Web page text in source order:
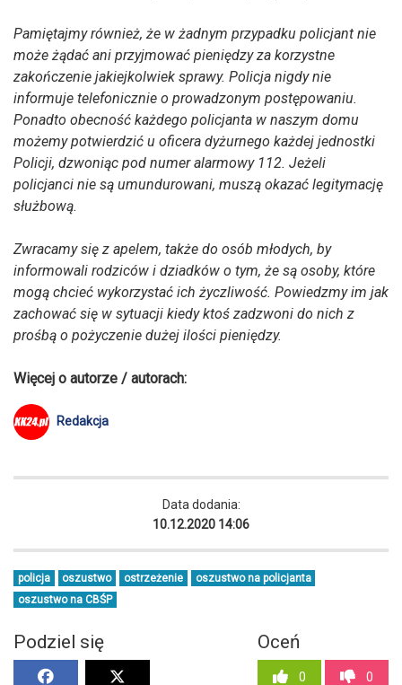
Pamiętajmy również, że w żadnym przypadku policjant nie
może żądać ani przyjmować pieniędzy za korzystne
zakończenie jakiejkolwiek sprawy. Policja nigdy nie
informuje telefonicznie o prowadzonym postępowaniu.
Ponadto obecność każdego policjanta w naszym domu
możemy potwierdzić u oficera dyżurnego każdej jednostki
Policji, dzwoniąc pod numer alarmowy 112. Jeżeli
policjanci nie są umundurowani, muszą okazać legitymację
służbową.
Zwracamy się z apelem, także do osób młodych, by
informowali rodziców i dziadków o tym, że są osoby, które
mogą chcieć wykorzystać ich życzliwość. Powiedzmy im jak
zachować się w sytuacji kiedy ktoś zadzwoni do nich z
prośbą o pożyczenie dużej ilości pieniędzy.
Więcej o autorze / autorach:
Redakcja
Data dodania:
10.12.2020 14:06
policja oszustwo ostrzeżenie
oszustwo na policjanta
oszustwo na CBŚP
Podziel się Oceń
0 0